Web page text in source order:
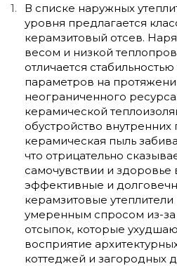
В списке наружных
уровня предлагается
керамзитовый отсев.
весом и низкой
отличается
параметров на
неограниченного
керамической
обустройство внутренних
керамическая пыль
что отрицательно
самочувствии и
эффективные и
керамзитовые утеплители
умеренным спросом из-
отсыпок, которые
восприятие
коттеджей и загородных